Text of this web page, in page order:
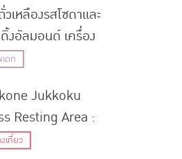
วยกลางกรุงของ
ด์ขนมชื่อดังในเกีย
เหลืองรสโซดาและ
งอัลมอนด์ เครื่อง
ร้อนออกใหม่จาก
ดท
Jukkoku
Resting Area :
รถวิวสวยบน
เที่ยว